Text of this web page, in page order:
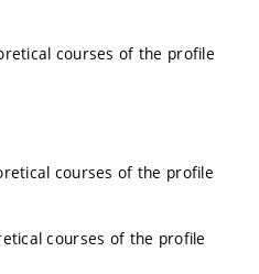
courses of the profile
courses of the profile
courses of the profile